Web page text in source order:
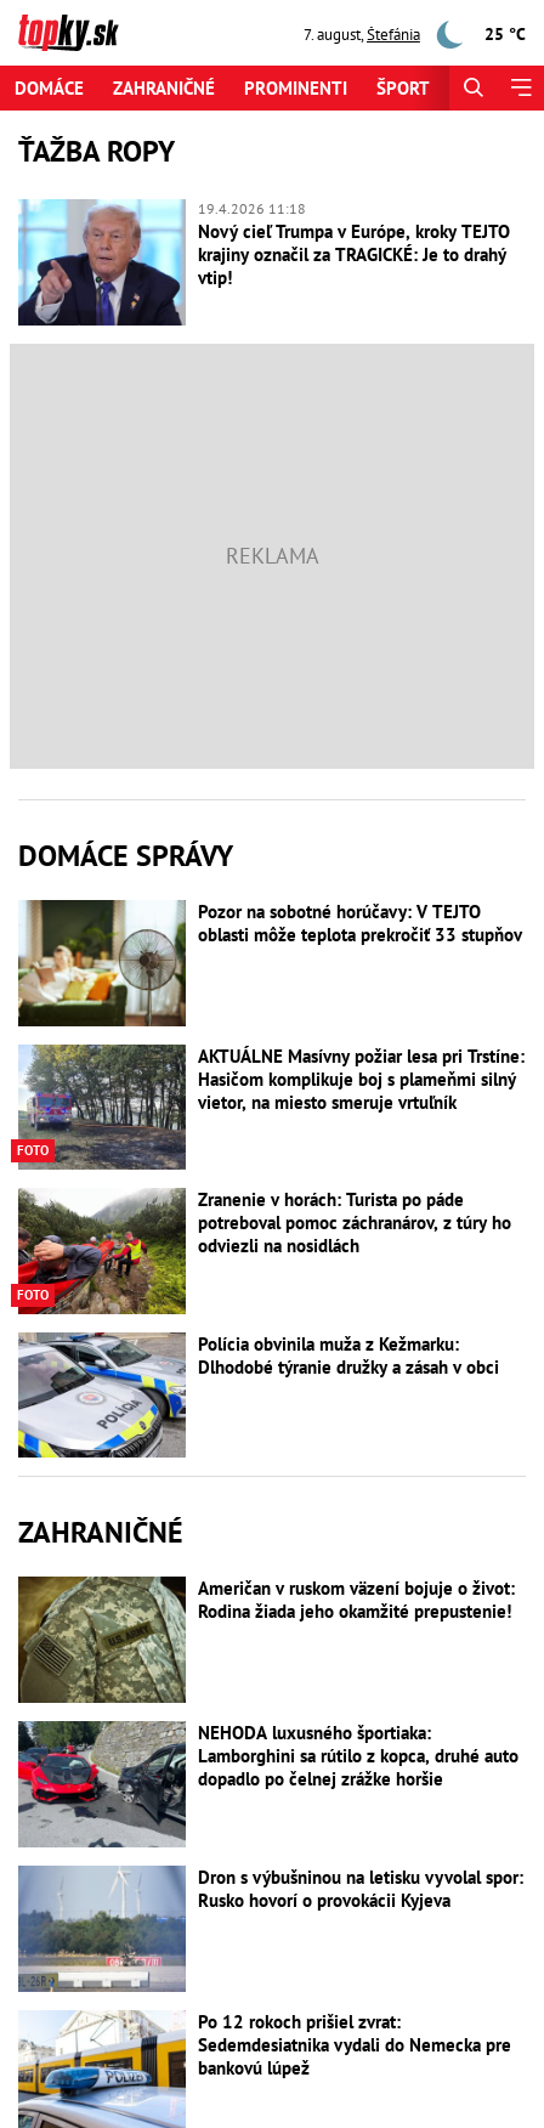
7. august,Štefánia 25 °C
DOMÁCE ZAHRANIČNÉ PROMINENTI ŠPORT
ŤAŽBA ROPY
19.4.2026 11:18
Nový cieľ Trumpa v Európe, kroky TEJTO
krajiny označil za TRAGICKÉ: Je to drahý
vtip!
DOMÁCE SPRÁVY
Pozor na sobotné horúčavy: V TEJTO
oblasti môže teplota prekročiť 33 stupňov
FOTO
AKTUÁLNE Masívny požiar lesa pri Trstíne:
Hasičom komplikuje boj s plameňmi silný
vietor, na miesto smeruje vrtuľník
FOTO
Zranenie v horách: Turista po páde
potreboval pomoc záchranárov, z túry ho
odviezli na nosidlách
Polícia obvinila muža z Kežmarku:
Dlhodobé týranie družky a zásah v obci
ZAHRANIČNÉ
Američan v ruskom väzení bojuje o život:
Rodina žiada jeho okamžité prepustenie!
NEHODA luxusného športiaka:
Lamborghini sa rútilo z kopca, druhé auto
dopadlo po čelnej zrážke horšie
Dron s výbušninou na letisku vyvolal spor:
Rusko hovorí o provokácii Kyjeva
Po 12 rokoch prišiel zvrat:
Sedemdesiatnika vydali do Nemecka pre
bankovú lúpež